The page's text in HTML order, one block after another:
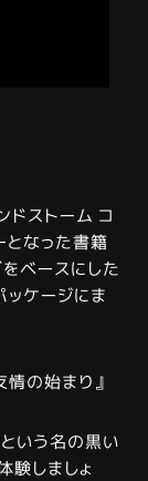
ドストーム コ
となった書籍
ベースにした
ケージにま
の始まり』
いう名の黒い
験しましょ